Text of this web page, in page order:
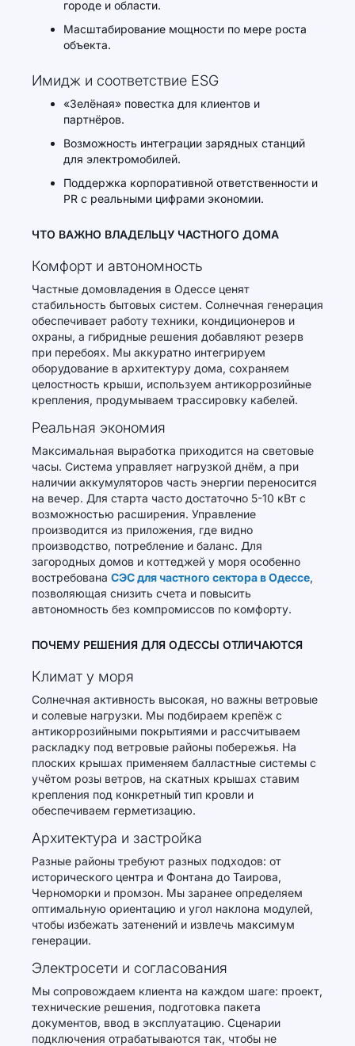
городе и области.
Масштабирование мощности по мере роста
объекта.
Имидж и соответствие ESG
«Зелёная» повестка для клиентов и
партнёров.
Возможность интеграции зарядных станций
для электромобилей.
Поддержка корпоративной ответственности и
PR с реальными цифрами экономии.
ЧТО ВАЖНО ВЛАДЕЛЬЦУ ЧАСТНОГО ДОМА
Комфорт и автономность
Частные домовладения в Одессе ценят
стабильность бытовых систем. Солнечная генерация
обеспечивает работу техники, кондиционеров и
охраны, а гибридные решения добавляют резерв
при перебоях. Мы аккуратно интегрируем
оборудование в архитектуру дома, сохраняем
целостность крыши, используем антикоррозийные
крепления, продумываем трассировку кабелей.
Реальная экономия
Максимальная выработка приходится на световые
часы. Система управляет нагрузкой днём, а при
наличии аккумуляторов часть энергии переносится
на вечер. Для старта часто достаточно 5-10 кВт с
возможностью расширения. Управление
производится из приложения, где видно
производство, потребление и баланс. Для
загородных домов и коттеджей у моря особенно
востребована СЭС для частного сектора в Одессе,
позволяющая снизить счета и повысить
автономность без компромиссов по комфорту.
ПОЧЕМУ РЕШЕНИЯ ДЛЯ ОДЕССЫ ОТЛИЧАЮТСЯ
Климат у моря
Солнечная активность высокая, но важны ветровые
и солевые нагрузки. Мы подбираем крепёж с
антикоррозийными покрытиями и рассчитываем
раскладку под ветровые районы побережья. На
плоских крышах применяем балластные системы с
учётом розы ветров, на скатных крышах ставим
крепления под конкретный тип кровли и
обеспечиваем герметизацию.
Архитектура и застройка
Разные районы требуют разных подходов: от
исторического центра и Фонтана до Таирова,
Черноморки и промзон. Мы заранее определяем
оптимальную ориентацию и угол наклона модулей,
чтобы избежать затенений и извлечь максимум
генерации.
Электросети и согласования
Мы сопровождаем клиента на каждом шаге: проект,
технические решения, подготовка пакета
документов, ввод в эксплуатацию. Сценарии
подключения отрабатываются так, чтобы не